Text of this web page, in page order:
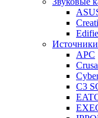
APC
C3